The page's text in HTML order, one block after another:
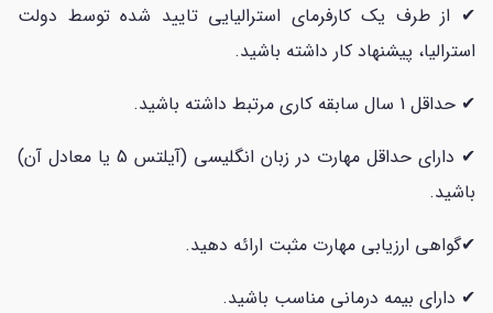
✔ از طرف یک کارفرمای استرالیایی تایید شده توسط دولت
استرالیا، پیشنهاد کار داشته باشید.
✔ حداقل 1 سال سابقه کاری مرتبط داشته باشید.
✔ دارای حداقل مهارت در زبان انگلیسی (آیلتس 5 یا معادل آن)
باشید.
✔گواهی ارزیابی مهارت مثبت ارائه دهید.
✔ دارای بیمه درمانی مناسب باشید.